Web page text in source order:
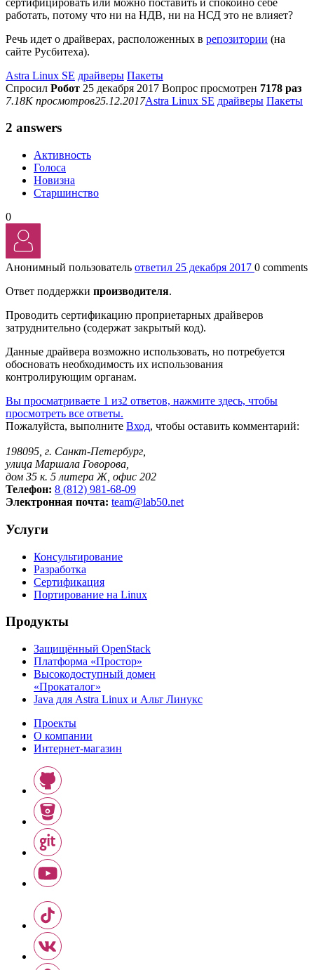
работать, потому что ни на НДВ, ни на НСД это не влияет?
Речь идет о драйверах, расположенных в репозитории (на
сайте Русбитеха).
Astra Linux SE драйверы Пакеты
Спросил Робот 25 декабря 2017 Вопрос просмотрен 7178 раз
7.18K просмотров25.12.2017Astra Linux SE драйверы Пакеты
2 answers
Активность
Голоса
Новизна
Старшинство
0
Анонимный пользователь ответил 25 декабря 2017 0 comments
Ответ поддержки производителя.
Проводить сертификацию проприетарных драйверов
затруднительно (содержат закрытый код).
Данные драйвера возможно использовать, но потребуется
обосновать необходимость их использования
контролирующим органам.
Вы просматриваете 1 из2 ответов, нажмите здесь, чтобы
просмотреть все ответы.
Пожалуйста, выполните Вход, чтобы оставить комментарий:
198095, г. Санкт-Петербург,
улица Маршала Говорова,
дом 35 к. 5 литера Ж, офис 202
Телефон: 8 (812) 981-68-09
Электронная почта: team@lab50.net
Услуги
Консультирование
Разработка
Сертификация
Портирование на Linux
Продукты
Защищённый OpenStack
Платформа «Простор»
Высокодоступный домен
«Прокаталог»
Java для Astra Linux и Альт Линукс
Проекты
О компании
Интернет-магазин